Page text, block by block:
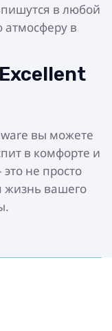
в любой
атмосферу в
вы можете
в комфорте и
не просто
жизнь вашего